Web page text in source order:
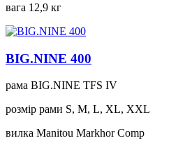
вага 12,9 кг
BIG.NINE 400
рама BIG.NINE TFS IV
розмір рами S, M, L, XL, XXL
вилка Manitou Markhor Comp